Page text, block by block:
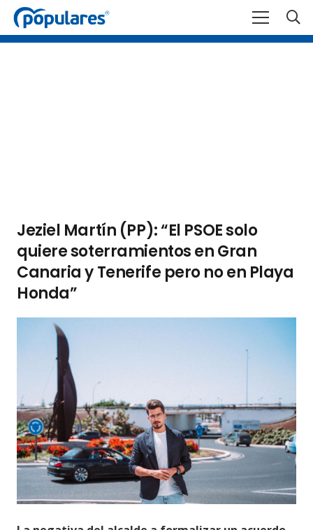
Jeziel Martín (PP): “El PSOE solo
quiere soterramientos en Gran
Canaria y Tenerife pero no en Playa
Honda”